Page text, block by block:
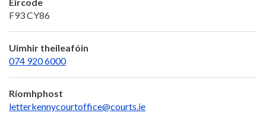
F93 CY86
Uimhir theileafóin
074 920 6000
Ríomhphost
letterkennycourtoffice@courts.ie